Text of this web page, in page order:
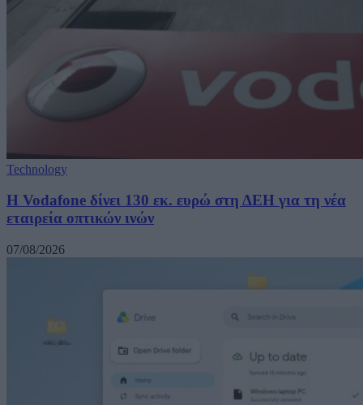
Technology
H Vodafone δίνει 130 εκ. ευρώ στη ΔΕΗ για τη νέα
εταιρεία οπτικών ινών
07/08/2026